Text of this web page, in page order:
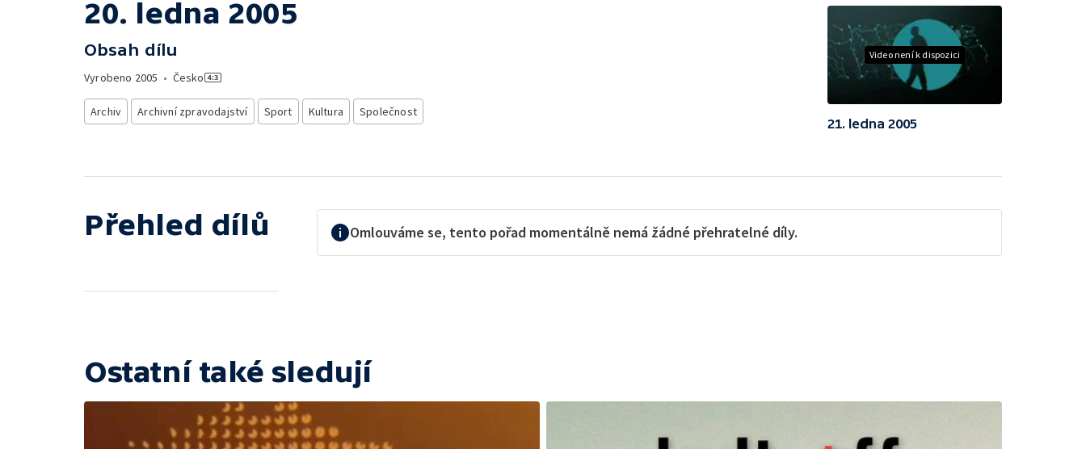
20. ledna 2005
Obsah dílu
Vyrobeno 2005 • Česko
Archiv Archivní zpravodajství Sport Kultura Společnost
Video není k dispozici
21. ledna 2005
Přehled dílů Omlouváme se, tento pořad momentálně nemá žádné přehratelné díly.
Ostatní také sledují